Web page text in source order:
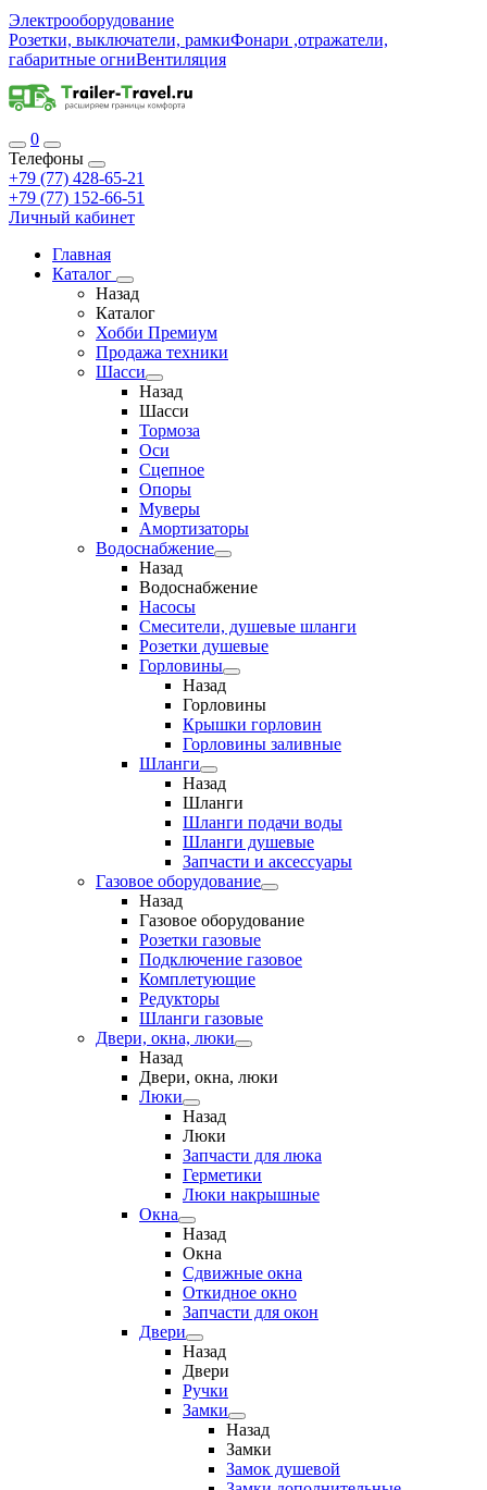
Электрооборудование
Розетки, выключатели, рамкиФонари ,отражатели,
габаритные огниВентиляция
0
Телефоны
+79 (77) 428-65-21
+79 (77) 152-66-51
Личный кабинет
Главная
Каталог
Назад
Каталог
Хобби Премиум
Продажа техники
Шасси
Назад
Шасси
Тормоза
Оси
Сцепное
Опоры
Муверы
Амортизаторы
Водоснабжение
Назад
Водоснабжение
Насосы
Смесители, душевые шланги
Розетки душевые
Горловины
Назад
Горловины
Крышки горловин
Горловины заливные
Шланги
Назад
Шланги
Шланги подачи воды
Шланги душевые
Запчасти и аксессуары
Газовое оборудование
Назад
Газовое оборудование
Розетки газовые
Подключение газовое
Комплетующие
Редукторы
Шланги газовые
Двери, окна, люки
Назад
Двери, окна, люки
Люки
Назад
Люки
Запчасти для люка
Герметики
Люки накрышные
Окна
Назад
Окна
Сдвижные окна
Откидное окно
Запчасти для окон
Двери
Назад
Двери
Ручки
Замки
Назад
Замки
Замок душевой